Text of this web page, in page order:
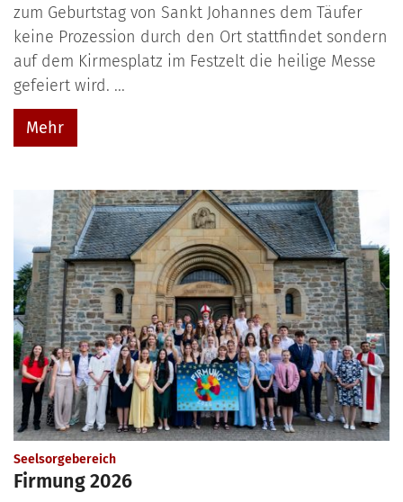
zum Geburtstag von Sankt Johannes dem Täufer
keine Prozession durch den Ort stattfindet sondern
auf dem Kirmesplatz im Festzelt die heilige Messe
gefeiert wird. ...
Mehr
Seelsorgebereich:
Firmung 2026